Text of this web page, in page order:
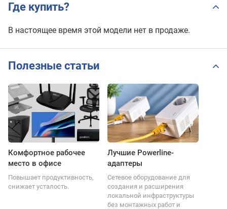
Где купить?
В настоящее время этой модели нет в продаже.
Полезные статьи
Комфортное рабочее
место в офисе
Повышает продуктивность,
снижает усталость.
Лучшие Powerline-
адаптеры
Сетевое оборудование для
создания и расширения
локальной инфраструктуры
без монтажных работ и